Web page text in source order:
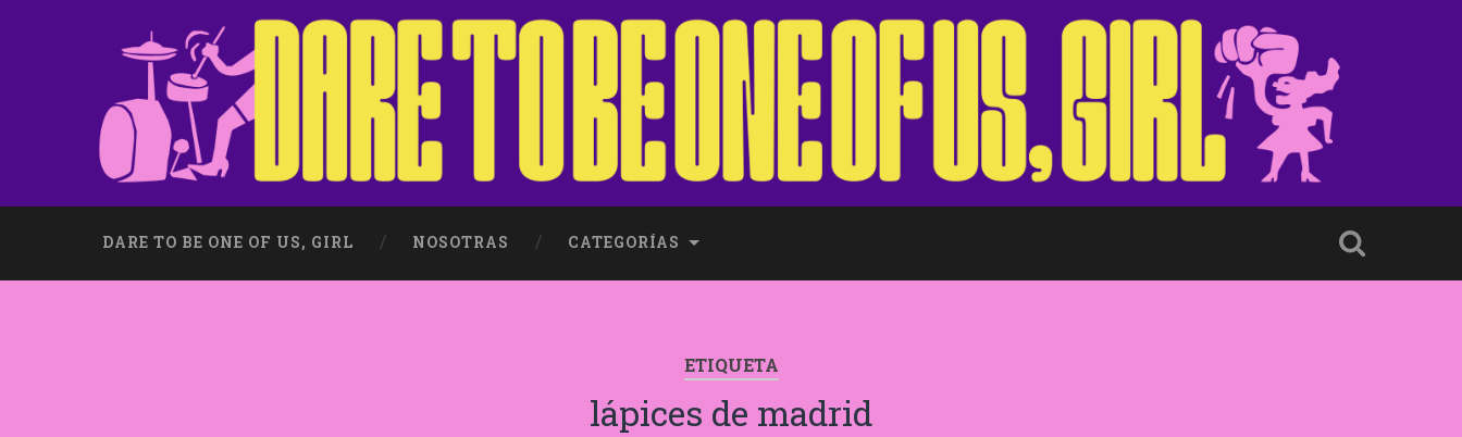
DARE TO BE ONE OF US, GIRL NOSOTRAS CATEGORÍAS
ETIQUETA
lápices de madrid